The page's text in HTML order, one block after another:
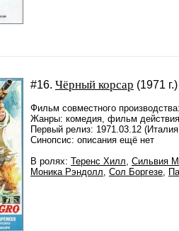
#16. Чёрный корсар (1971 г.)
Фильм совместного
Жанры: комедия, фильм
Первый релиз: 1971.03.12
Синопсис: описания ещё нет
В ролях: Теренс Хилл, Сильвия
Моника Рэндолл, Сол Боргезе,